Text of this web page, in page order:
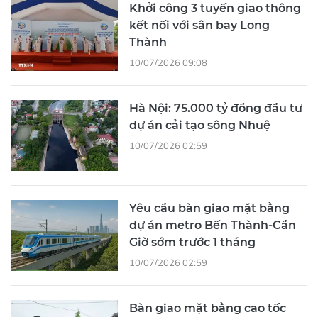
Khởi công 3 tuyến giao thông
kết nối với sân bay Long
Thành
10/07/2026 09:08
Hà Nội: 75.000 tỷ đồng đầu tư
dự án cải tạo sông Nhuệ
10/07/2026 02:59
Yêu cầu bàn giao mặt bằng
dự án metro Bến Thành-Cần
Giờ sớm trước 1 tháng
10/07/2026 02:59
Bàn giao mặt bằng cao tốc